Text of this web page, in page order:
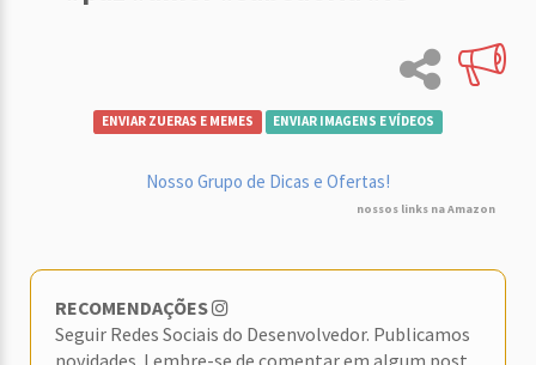
ENVIAR ZUERAS E MEMES ENVIAR IMAGENS E VÍDEOS
Nosso Grupo de Dicas e Ofertas!
nossos links na Amazon
RECOMENDAÇÕES
Seguir Redes Sociais do Desenvolvedor. Publicamos